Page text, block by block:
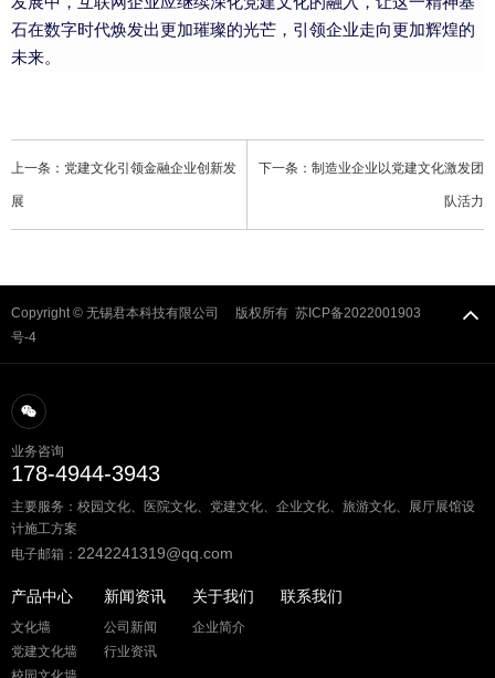
石在数字时代焕发出更加璀璨的光芒，引领企业走向更加辉煌的
未来。
上一条：党建文化引领金融企业创新发
展
下一条：制造业企业以党建文化激发团
队活力
Copyright © 无锡君本科技有限公司 版权所有 苏ICP备2022001903
号-4
业务咨询
178-4944-3943
主要服务：校园文化、医院文化、党建文化、企业文化、旅游文化、展厅展馆设
计施工方案
电子邮箱： 2242241319@qq.com
产品中心
文化墙
党建文化墙
新闻资讯
公司新闻
行业资讯
关于我们
企业简介
联系我们